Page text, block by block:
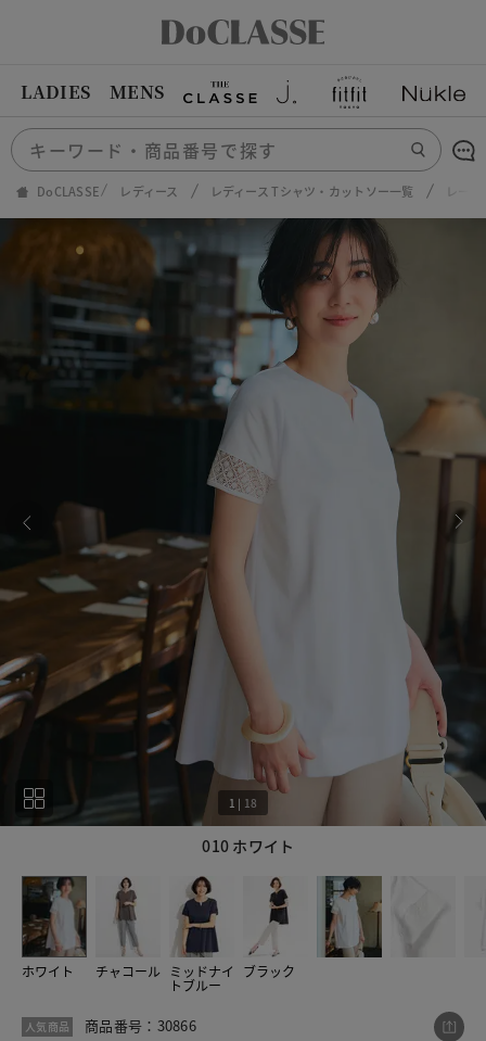
LADIES MENS
DoCLASSE レディース レディース Tシャツ・カットソー一覧 レー
010 ホワイト
1 | 18
ホワイト チャコール ミッドナイ
トブルー
ブラック
18
人気商品 商品番号：30866